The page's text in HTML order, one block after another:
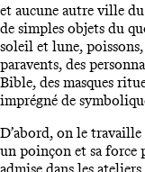
et aucune autre ville
de simples objets du
soleil et lune,
paravents, des
Bible, des masques
imprégné de
D’abord, on le travaille
un poinçon et sa force
admise dans les